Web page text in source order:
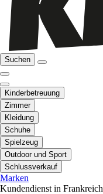
Suchen
Kinderbetreuung
Zimmer
Kleidung
Schuhe
Spielzeug
Outdoor und Sport
Schlussverkauf
Marken
Kundendienst in Frankreich